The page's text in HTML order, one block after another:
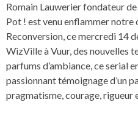
Romain Lauwerier fondateur
Pot ! est venu enflammer
Reconversion, ce mercredi 14
WizVille à Vuur, des nouvelles
parfums d’ambiance, ce serial
passionnant témoignage d’un
pragmatisme, courage, rigueur